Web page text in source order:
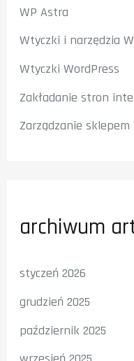
WP Astra
Wtyczki i narzędzia
Wtyczki WordPress
Zakładanie stron
Zarządzanie sklepem
archiwum
styczeń 2026
grudzień 2025
październik 2025